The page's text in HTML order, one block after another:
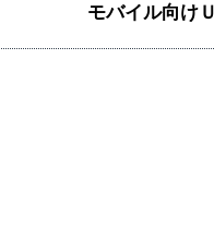
モバイル向け